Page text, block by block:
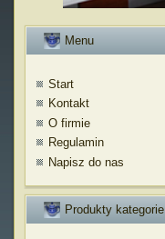
Menu
Start
Kontakt
O firmie
Regulamin
Napisz do nas
Produkty kategorie